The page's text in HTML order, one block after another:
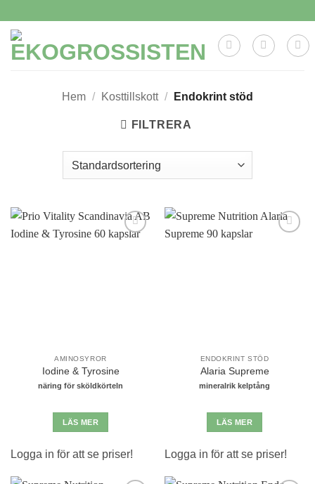
content
Hem / Kosttillskott / Endokrint stöd
FILTRERA
AMINOSYROR
Iodine & Tyrosine
näring för sköldkörteln
LÄS MER
Logga in för att se priser!
ENDOKRINT STÖD
Alaria Supreme
mineralrik kelptång
LÄS MER
Logga in för att se priser!